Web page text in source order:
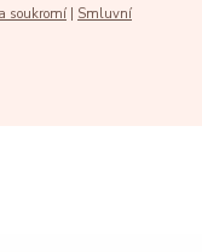
soukromí
Smluvní